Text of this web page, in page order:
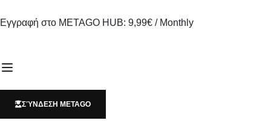
Εγγραφή στο METAGO HUB: 9,99€ / Monthly
ΣΎΝΔΕΣΗ METAGO